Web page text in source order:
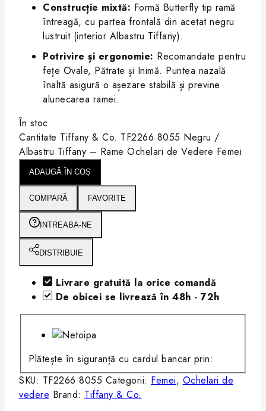
Construcție mixtă: Formă Butterfly tip ramă
întreagă, cu partea frontală din acetat negru
lustruit (interior Albastru Tiffany).
Potrivire și ergonomie: Recomandate pentru
fețe Ovale, Pătrate și Inimă. Puntea nazală
înaltă asigură o așezare stabilă și previne
alunecarea ramei.
În stoc
Cantitate Tiffany & Co. TF2266 8055 Negru /
Albastru Tiffany – Rame Ochelari de Vedere Femei
ADAUGĂ ÎN COȘ
COMPARĂ FAVORITE
INTREABA-NE
DISTRIBUIE
Livrare gratuită la orice comandă
De obicei se livrează în 48h - 72h
Plătește în siguranță cu cardul bancar prin:
SKU: TF2266 8055 Categorii: Femei, Ochelari de
vedere Brand: Tiffany & Co.